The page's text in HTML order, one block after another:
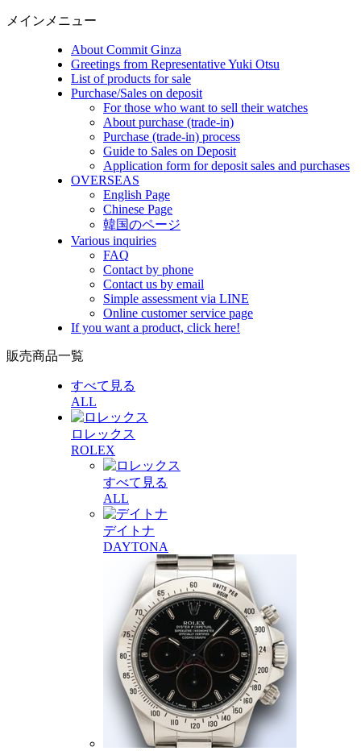
メインメニュー
About Commit Ginza
Greetings from Representative Yuki Otsu
List of products for sale
Purchase/Sales on deposit
For those who want to sell their watches
About purchase (trade-in)
Purchase (trade-in) process
Guide to Sales on Deposit
Application form for deposit sales and purchases
OVERSEAS
English Page
Chinese Page
韓国のページ
Various inquiries
FAQ
Contact by phone
Contact us by email
Simple assessment via LINE
Online customer service page
If you want a product, click here!
販売商品一覧
すべて見る
ALL
ロレックス
ROLEX
すべて見る
ALL
デイトナ
DAYTONA